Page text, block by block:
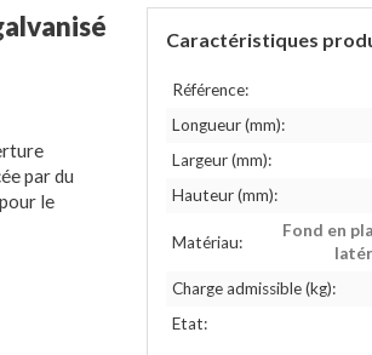
par du
le
Caractéristiques
Référence:
Longueur (mm):
Largeur (mm):
Hauteur (mm):
Matériau:
Fond en
Charge admissible (kg):
Etat: